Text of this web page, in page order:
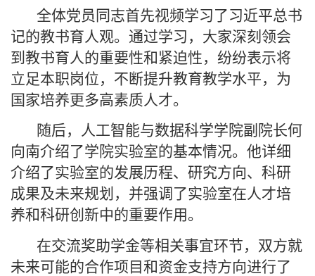
全体党员同志首先视频学习了习近平总书
记的教书育人观。通过学习，大家深刻领会
到教书育人的重要性和紧迫性，纷纷表示将
立足本职岗位，不断提升教育教学水平，为
国家培养更多高素质人才。
随后，人工智能与数据科学学院副院长何
向南介绍了学院实验室的基本情况。他详细
介绍了实验室的发展历程、研究方向、科研
成果及未来规划，并强调了实验室在人才培
养和科研创新中的重要作用。
在交流奖助学金等相关事宜环节，双方就
未来可能的合作项目和资金支持方向进行了